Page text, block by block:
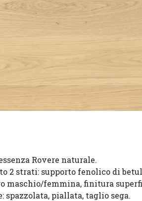
Rovere naturale.
2 strati: supporto fenolico di
maschio/femmina, finitura
spazzolata, piallata, taglio sega.